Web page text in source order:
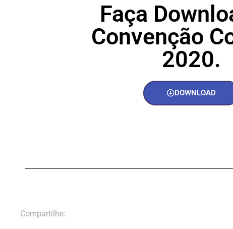
Faça
Convenção
2020.
DOWNLOAD
Compartilhe: